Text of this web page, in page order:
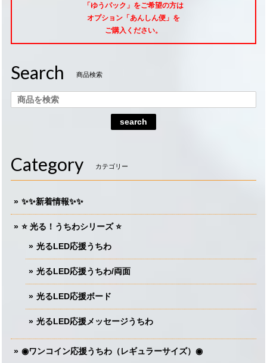
「ゆうパック」をご希望の方は
オプション「あんしん便」 を
ご購入ください。
Search 商品検索
search
Category カテゴリー
✨✨新着情報✨✨
⭐️ 光る！うちわシリーズ ⭐️
光るLED応援うちわ
光るLED応援うちわ/両面
光るLED応援ボード
光るLED応援メッセージうちわ
◉ワンコイン応援うちわ（レギュラーサイズ）◉